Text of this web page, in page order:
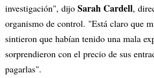
investigación", dijo Sarah Cardell,
organismo de control. "Está claro que
sintieron que habían tenido una mala
sorprendieron con el precio de sus
pagarlas".